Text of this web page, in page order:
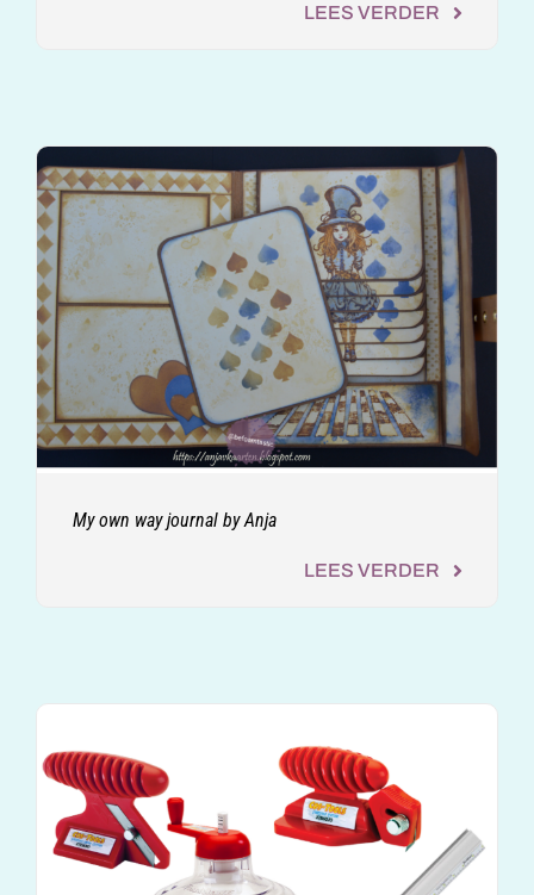
LEES VERDER
My own way journal by Anja
LEES VERDER